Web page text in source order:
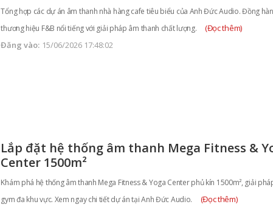
Tổng hợp các dự án âm thanh nhà hàng cafe tiêu biểu của Anh Đức Audio. Đồng
thương hiệu F&B nổi tiếng với giải pháp âm thanh chất lượng.
(Đọc thêm)
Đăng vào: 15/06/2026 17:48:02
Lắp đặt hệ thống âm thanh Mega Fitness &
Center 1500m²
Khám phá hệ thống âm thanh Mega Fitness & Yoga Center phủ kín 1500m², giải
gym đa khu vực. Xem ngay chi tiết dự án tại Anh Đức Audio.
(Đọc thêm)